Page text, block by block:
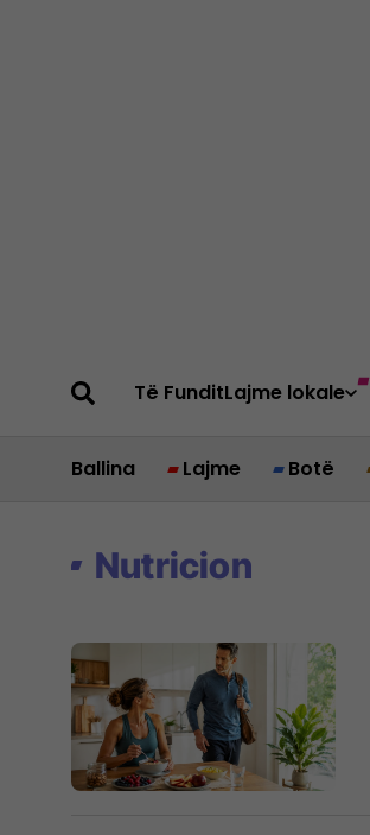
Të FunditLajme lokale
Ballina Lajme Botë
Nutricion